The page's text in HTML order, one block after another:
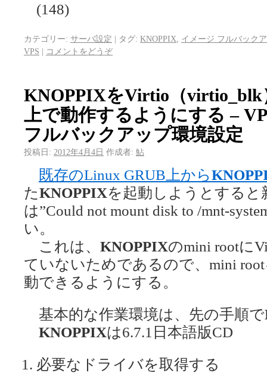
(148)
カテゴリー: サーバ設定 | タグ: KNOPPIX
イメージ フルバック
VPS | コメントをどうぞ
KNOPPIXをVirtio（virtio_blk
上で動作するようにする –
フルバックアップ環境設定
投稿日: 2012年4月4日 作成者: 鮎
既存のLinux GRUB上から
たKNOPPIXを起動しようとすると
は”Could not mount disk to /mnt-
い。
これは、 KNOPPIXのmini rootに
ていないためであるので、mini
動できるようにする。
基本的な作業環境は、先の手順で
KNOPPIXは6.7.1日本語版CD
必要なドライバを取得する